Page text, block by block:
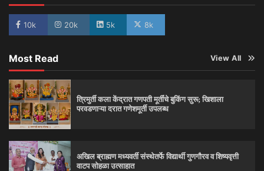
10k 20k 5k 8k
Most Read View All
त्रिमुर्ती कला केंद्रात गणपती मूर्तींचे बुकिंग सुरू; खिशाला
परवडणाऱ्या दरात गणेशमूर्ती उपलब्ध
अखिल ब्राह्मण मध्यवर्ती संस्थेतर्फे विद्यार्थी गुणगौरव व शिष्यवृत्ती
वाटप सोहळा उत्साहात